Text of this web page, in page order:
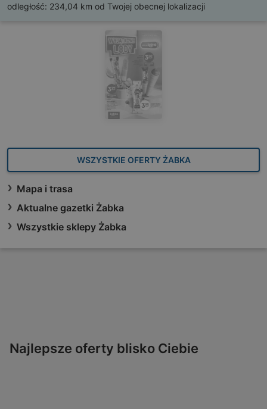
odległość: 234,04 km od Twojej obecnej lokalizacji
WSZYSTKIE OFERTY ŻABKA
Mapa i trasa
Aktualne gazetki Żabka
Wszystkie sklepy Żabka
Najlepsze oferty blisko Ciebie